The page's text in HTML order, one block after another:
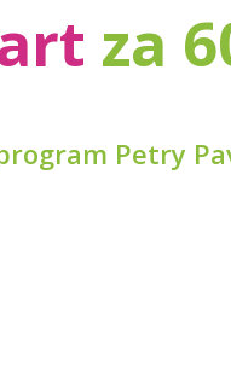
za
Petry